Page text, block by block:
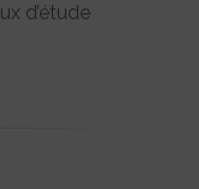
d’étude